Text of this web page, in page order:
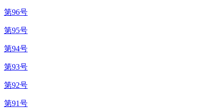
第96号
第95号
第94号
第93号
第92号
第91号